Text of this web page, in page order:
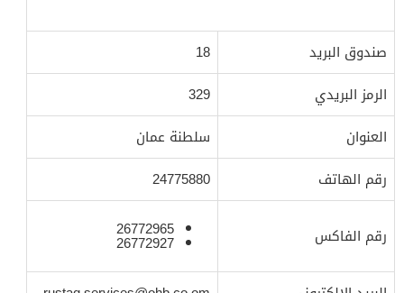
صندوق البريد
18
الرمز البريدي
329
العنوان
سلطنة عمان
رقم الهاتف
24775880
رقم الفاكس 26772965
26772927